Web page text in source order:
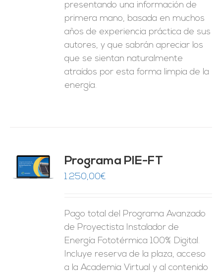
presentando una información de
primera mano, basada en muchos
años de experiencia práctica de sus
autores, y que sabrán apreciar los
que se sientan naturalmente
atraídos por esta forma limpia de la
energía.
Programa PIE-FT
1.250,00€
Pago total del Programa Avanzado
de Proyectista Instalador de
Energía Fototérmica 100% Digital.
Incluye reserva de la plaza, acceso
a la Academia Virtual y al contenido